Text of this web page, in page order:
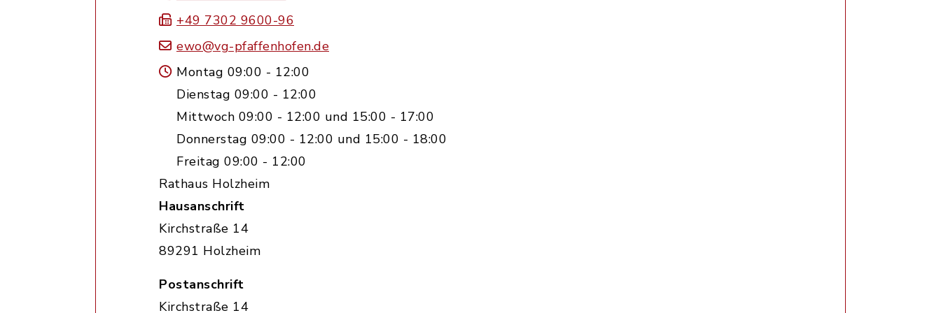
+49 7302 9600-96
ewo@vg-pfaffenhofen.de
Montag 09:00 - 12:00
Dienstag 09:00 - 12:00
Mittwoch 09:00 - 12:00 und 15:00 - 17:00
Donnerstag 09:00 - 12:00 und 15:00 - 18:00
Freitag 09:00 - 12:00
Rathaus Holzheim
Hausanschrift
Kirchstraße 14
89291 Holzheim
Postanschrift
Kirchstraße 14